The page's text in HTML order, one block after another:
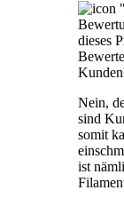
dieses
Nein,
sind
somit
ist